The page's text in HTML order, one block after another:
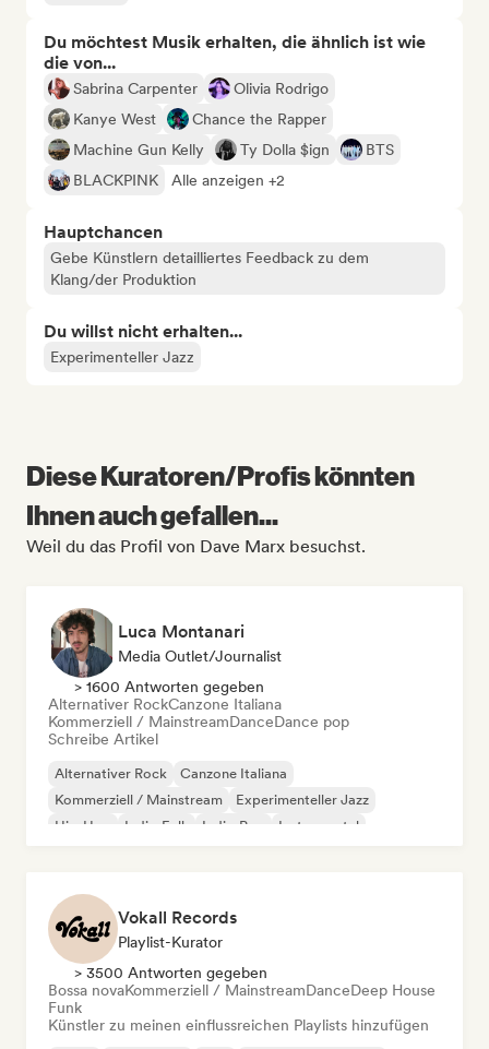
Du möchtest Musik erhalten, die ähnlich ist wie
die von...
Sabrina Carpenter
Olivia Rodrigo
Kanye West
Chance the Rapper
Machine Gun Kelly
Ty Dolla $ign
BTS
BLACKPINK
Alle anzeigen +2
Hauptchancen
Gebe Künstlern detailliertes Feedback zu dem
Klang/der Produktion
Du willst nicht erhalten...
Experimenteller Jazz
Diese Kuratoren/Profis könnten
Ihnen auch gefallen...
Weil du das Profil von Dave Marx besuchst.
Luca Montanari
Media Outlet/Journalist
> 1600 Antworten gegeben
Alternativer RockCanzone Italiana
Kommerziell / MainstreamDanceDance pop
Schreibe Artikel
Alternativer Rock
Canzone Italiana
Kommerziell / Mainstream
Experimenteller Jazz
Hip-Hop
Indie-Folk Indie-Pop Instrumental
Vokall Records
Playlist-Kurator
> 3500 Antworten gegeben
Bossa novaKommerziell / MainstreamDanceDeep House
Funk
Künstler zu meinen einflussreichen Playlists hinzufügen